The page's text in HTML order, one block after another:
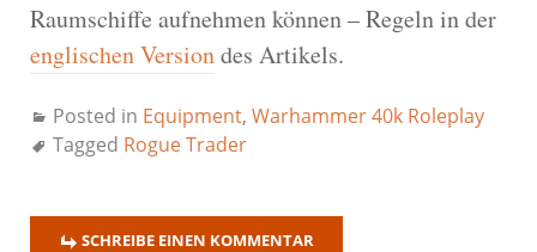
Raumschiffe aufnehmen können – Regeln in der
englischen Versiondes Artikels.
Posted in Equipment, Warhammer 40k Roleplay
Tagged Rogue Trader
SCHREIBE EINEN KOMMENTAR